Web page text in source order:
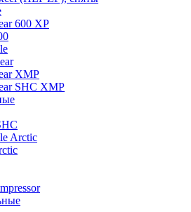
600 XP
XMP
SHC XMP
Arctic